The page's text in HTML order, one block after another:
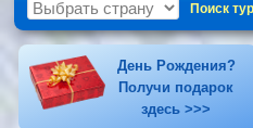
Поиск
День Рождения?
Получи подарок
здесь >>>